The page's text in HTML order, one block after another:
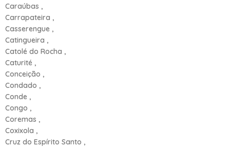
Caraúbas ,
Carrapateira ,
Casserengue ,
Catingueira ,
Catolé do Rocha ,
Caturité ,
Conceição ,
Condado ,
Conde ,
Congo ,
Coremas ,
Coxixola ,
Cruz do Espírito Santo ,